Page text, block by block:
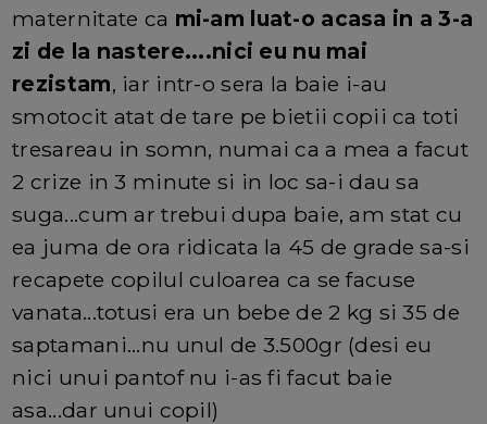
maternitate ca mi-am luat-o acasa in a 3-a
zi de la nastere....nici eu nu mai
rezistam, iar intr-o sera la baie i-au
smotocit atat de tare pe bietii copii ca toti
tresareau in somn, numai ca a mea a facut
2 crize in 3 minute si in loc sa-i dau sa
suga...cum ar trebui dupa baie, am stat cu
ea juma de ora ridicata la 45 de grade sa-si
recapete copilul culoarea ca se facuse
vanata...totusi era un bebe de 2 kg si 35 de
saptamani...nu unul de 3.500gr (desi eu
nici unui pantof nu i-as fi facut baie
asa...dar unui copil)